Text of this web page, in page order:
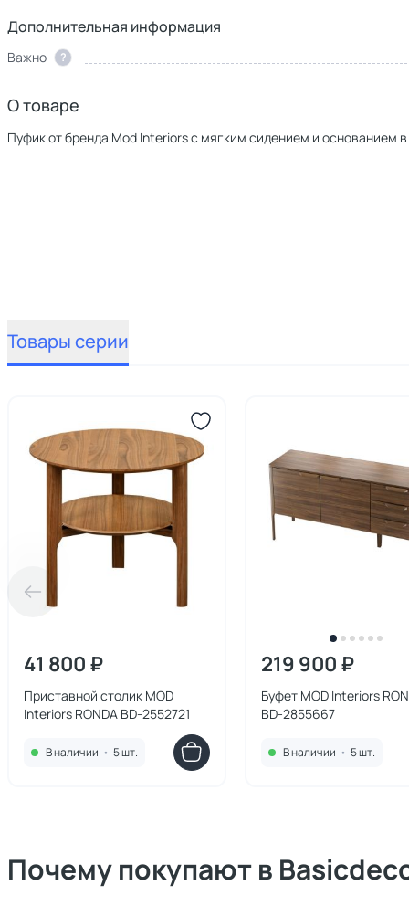
Дополнительная информация
Важно ?
О товаре
Пуфик от бренда Mod Interiors с мягким сидением и основанием
Товары серии
41 800 ₽
Приставной столик MOD
Interiors RONDA BD-2552721
В наличии • 5 шт.
219 900 ₽
Буфет MOD Interiors
BD-2855667
В наличии • 5 шт.
Почему покупают в